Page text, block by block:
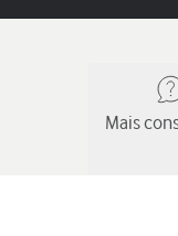
Mais